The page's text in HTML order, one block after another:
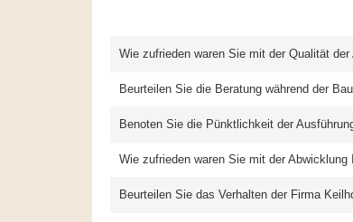
Wie zufrieden waren Sie mit der Qualität der
Beurteilen Sie die Beratung während der
Benoten Sie die Pünktlichkeit der
Wie zufrieden waren Sie mit der Abwicklung
Beurteilen Sie das Verhalten der Firma